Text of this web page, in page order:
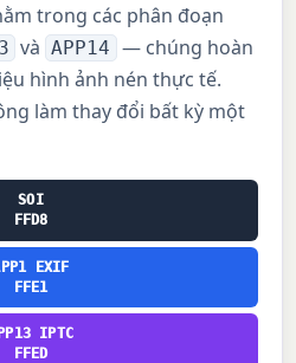
trong các phân đoạn
và APP14 — chúng hoàn
hình ảnh nén thực tế.
làm thay đổi bất kỳ một
SOI
FFD8
EXIF
FFE1
IPTC
FFED